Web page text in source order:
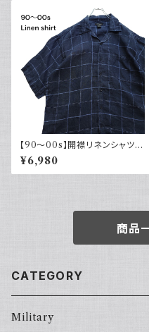
【90～00s】開襟リネンシャツ
チェック オープンカラー 古着 ボ
ックスシルエット ネイビー フェ
ード
¥6,980
商品
CATEGORY
Military